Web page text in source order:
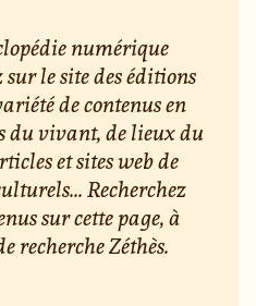
numérique
le site des éditions
de contenus en
du vivant, de lieux du
et sites web de
Recherchez
sur cette page, à
recherche Zéthès.